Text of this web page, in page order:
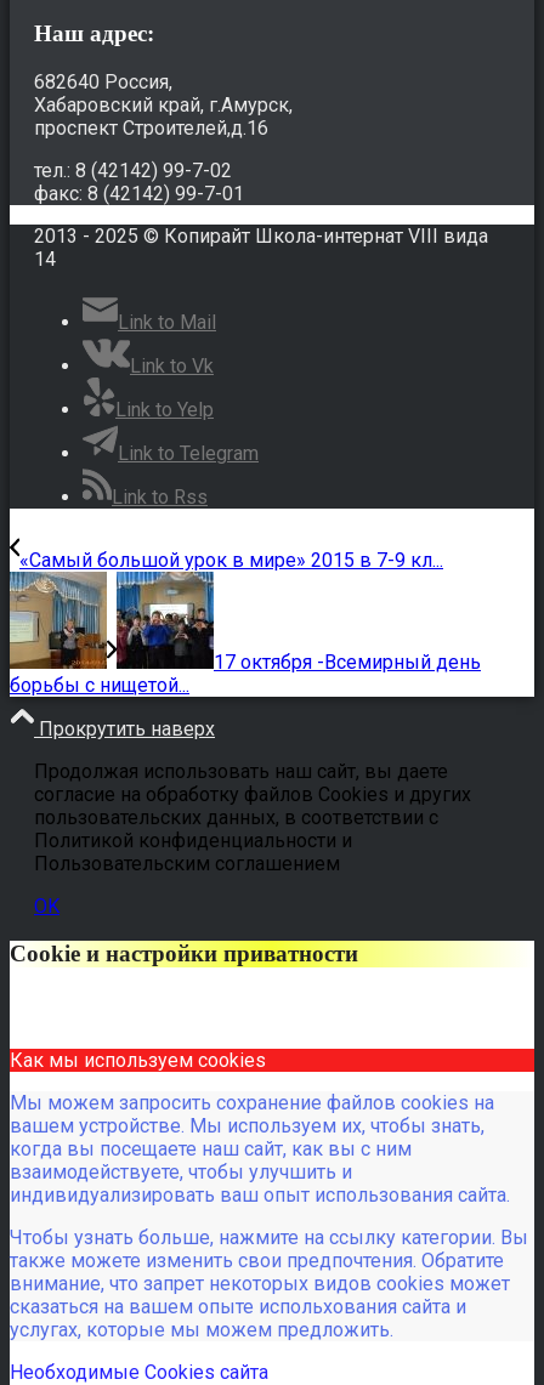
Наш адрес:
682640 Россия,
Хабаровский край, г.Амурск,
проспект Строителей,д.16
тел.: 8 (42142) 99-7-02
факс: 8 (42142) 99-7-01
2013 - 2025 © Копирайт Школа-интернат VIII вида
14
Link to Mail
Link to Vk
Link to Yelp
Link to Telegram
Link to Rss
«Самый большой урок в мире» 2015 в 7-9 кл...
17 октября -Всемирный день
борьбы с нищетой...
Прокрутить наверх
Продолжая использовать наш сайт, вы даете
согласие на обработку файлов Cookies и других
пользовательских данных, в соответствии с
Политикой конфиденциальности и
Пользовательским соглашением
OK
Cookie и настройки приватности
Как мы используем cookies
Мы можем запросить сохранение файлов cookies на
вашем устройстве. Мы используем их, чтобы знать,
когда вы посещаете наш сайт, как вы с ним
взаимодействуете, чтобы улучшить и
индивидуализировать ваш опыт использования сайта.
Чтобы узнать больше, нажмите на ссылку категории. Вы
также можете изменить свои предпочтения. Обратите
внимание, что запрет некоторых видов cookies может
сказаться на вашем опыте испольхования сайта и
услугах, которые мы можем предложить.
Необходимые Cookies сайта